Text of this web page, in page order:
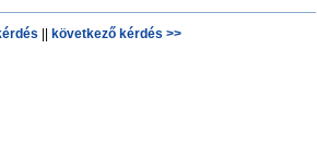
következő kérdés >>